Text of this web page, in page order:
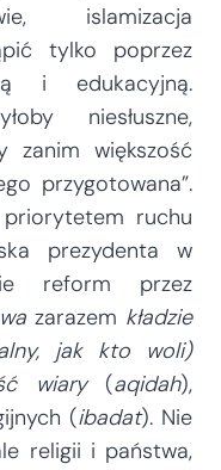
islamizacja
tylko poprzez
i edukacyjną.
niesłuszne,
zanim większość
przygotowana”.
ruchu
prezydenta w
reform przez
zarazem kładzie
jak kto woli)
wiary (aqidah),
(ibadat). Nie
religii i państwa,